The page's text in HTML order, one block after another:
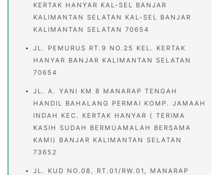
KERTAK HANYAR KAL-SEL BANJAR
KALIMANTAN SELATAN KAL-SEL BANJAR
KALIMANTAN SELATAN 70654
JL. PEMURUS RT.9 NO.25 KEL. KERTAK
HANYAR BANJAR KALIMANTAN SELATAN
70654
JL. A. YANI KM 8 MANARAP TENGAH
HANDIL BAHALANG PERMAI KOMP. JAMAAH
INDAH KEC. KERTAK HANYAR ( TERIMA
KASIH SUDAH BERMUAMALAH BERSAMA
KAMI) BANJAR KALIMANTAN SELATAN
73652
JL. KUD NO.08, RT.01/RW.01, MANARAP